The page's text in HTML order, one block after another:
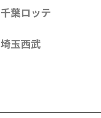
千葉ロッテ
埼玉西武